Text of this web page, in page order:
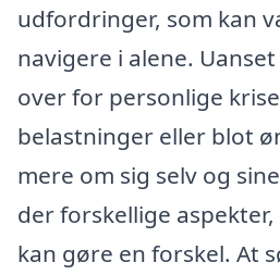
udfordringer, som kan
navigere i alene.
over for personlige
belastninger eller blot
mere om sig selv og
der forskellige
kan gøre en forskel. At